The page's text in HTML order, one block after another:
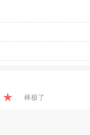
★ 棒极了